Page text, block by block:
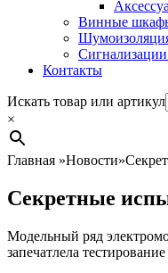
Винные
Контакты
Search
Искать товар или артикул
×
Главная »Новости»
Секретные
Модельный ряд
запечатлела